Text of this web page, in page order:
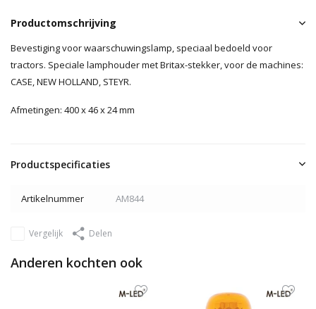
Productomschrijving
Bevestiging voor waarschuwingslamp, speciaal bedoeld voor
tractors. Speciale lamphouder met Britax-stekker, voor de machines:
CASE, NEW HOLLAND, STEYR.
Afmetingen: 400 x 46 x 24 mm
Productspecificaties
Artikelnummer AM844
Vergelijk Delen
Anderen kochten ook